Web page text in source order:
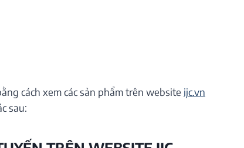
cách xem các sản phẩm trên website ijc.vn
sau: